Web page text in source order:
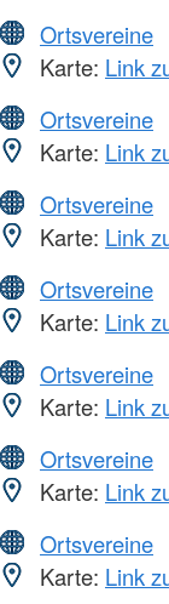
Ortsvereine
Karte: Link
Ortsvereine
Karte: Link
Ortsvereine
Karte: Link
Ortsvereine
Karte: Link
Ortsvereine
Karte: Link
Ortsvereine
Karte: Link
Ortsvereine
Karte: Link